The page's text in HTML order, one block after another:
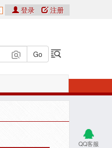
登录 注册
QQ客服